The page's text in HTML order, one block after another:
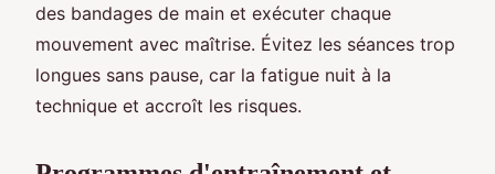
des bandages de main et exécuter chaque
mouvement avec maîtrise. Évitez les séances trop
longues sans pause, car la fatigue nuit à la
technique et accroît les risques.